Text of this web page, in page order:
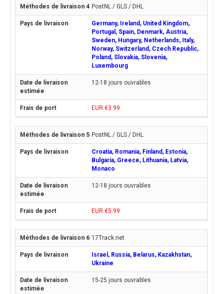
PostNL / GLS / DHL
Germany, Ireland, United Kingdom,
Portugal, Spain, Denmark, Austria,
Sweden, Hungary, Netherlands, Italy,
Norway, Switzerland, Czech Republic,
Poland, Slovakia, Slovenia,
Luxembourg
12-18 jours ouvrables
EUR €3.99
PostNL / GLS / DHL
Croatia, Romania, Finland, Estonia,
Bulgaria, Greece, Lithuania, Latvia,
Monaco
12-18 jours ouvrables
EUR €5.99
17Track.net
Israel, Russia, Belarus, Kazakhstan,
Ukraine
15-25 jours ouvrables